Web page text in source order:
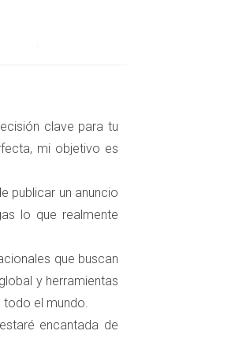
su valor puede
con el medio
hogares a familias
local.
primeros hogares,
soluciones
clave para tu
mi objetivo es
publicar un anuncio
lo que realmente
que buscan
y herramientas
el mundo.
encantada de